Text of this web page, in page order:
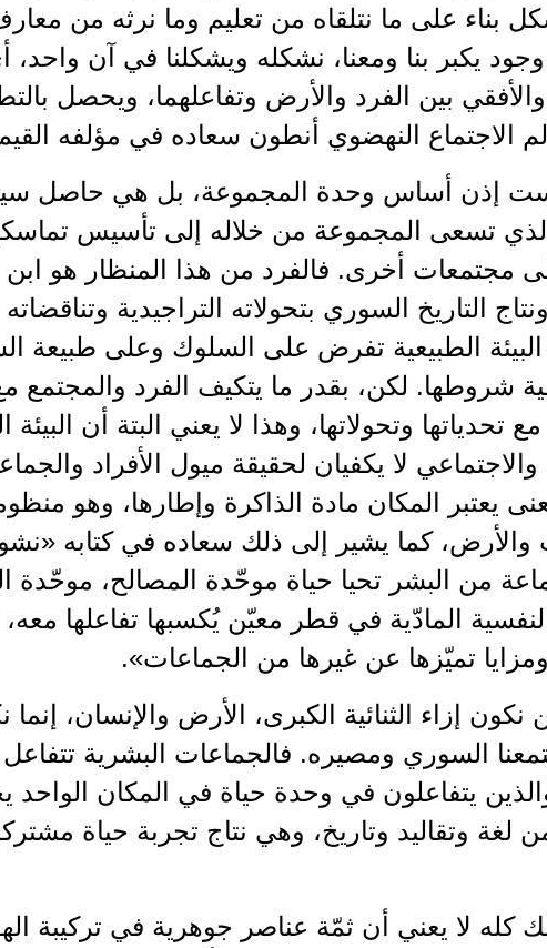
بناء على ما نتلقاه من تعليم وما نرثه من
يكبر بنا ومعنا، نشكله ويشكلنا في آن واحد،
بين الفرد والأرض وتفاعلهما، ويحصل
الاجتماع النهضوي أنطون سعاده في مؤلفه
إذن أساس وحدة المجموعة، بل هي حاصل
الذي تسعى المجموعة من خلاله إلى تأسيس
مجتمعات أخرى. فالفرد من هذا المنظار هو ابن
التاريخ السوري بتحولاته التراجيدية
الطبيعية تفرض على السلوك وعلى طبيعة
شروطها. لكن، بقدر ما يتكيف الفرد والمجتمع
تحدياتها وتحولاتها، وهذا لا يعني البتة أن البيئة
لا يكفيان لحقيقة ميول الأفراد
يعتبر المكان مادة الذاكرة وإطارها، وهو
والأرض، كما يشير إلى ذلك سعاده في كتابه
من البشر تحيا حياة موحّدة المصالح، موحّدة
النفسية المادّية في قطر معيّن يُكسبها تفاعلها
تميّزها عن غيرها من الجماعات».
نكون إزاء الثنائية الكبرى، الأرض والإنسان،
السوري ومصيره. فالجماعات البشرية تتفاعل
يتفاعلون في وحدة حياة في المكان
لغة وتقاليد وتاريخ، وهي نتاج تجربة حياة
كله لا يعني أن ثمّة عناصر جوهرية في تركيبة